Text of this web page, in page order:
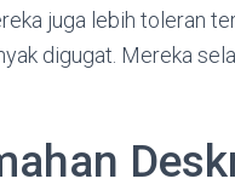
juga lebih toleran
digugat. Mereka